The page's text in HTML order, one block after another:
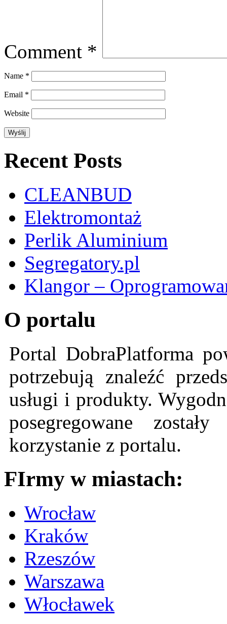
Comment *
Name *
Email *
Website
Recent Posts
CLEANBUD
Elektromontaż
Perlik Aluminium
Segregatory.pl
Klangor –
O portalu
Portal DobraPlatforma
potrzebują znaleźć
usługi i produkty.
posegregowane
korzystanie z portalu.
FIrmy w miastach:
Wrocław
Kraków
Rzeszów
Warszawa
Włocławek